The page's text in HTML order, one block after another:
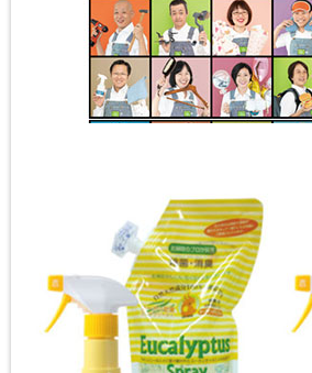
カリスマ達がオススメする商品とは